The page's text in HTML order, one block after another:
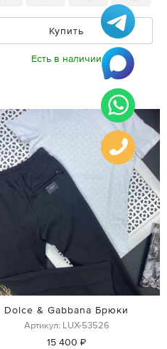
Купить
Есть в наличии
Dolce & Gabbana Брюки
Артикул: LUX-53526
15 400 ₽